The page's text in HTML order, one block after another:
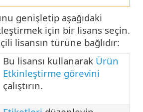
genişletip aşağıdaki
için bir lisans seçin.
lisansın türüne bağlıdır:
Bu lisansı kullanarak Ürün
Etkinleştirme görevini
çalıştırın.